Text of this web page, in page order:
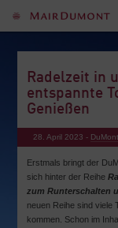
Radelzeit in
entspannte
Genießen
28. April 2023 -
Erstmals bringt der
sich hinter der Reihe
zum Runterschalten
neuen Reihe sind viele
kommen. Schon im